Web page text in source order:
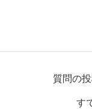
質問の
す